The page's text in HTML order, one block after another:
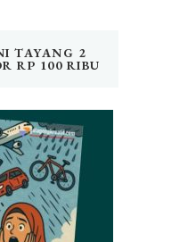
TAYANG 2
RP 100 RIBU